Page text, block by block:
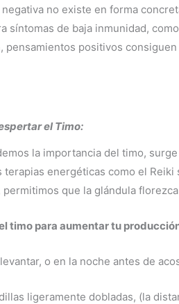
no existe en forma
síntomas de baja inmunidad,
pensamientos positivos
el Timo:
la importancia del timo,
terapias energéticas como el
permitimos que la glándula
timo para aumentar tu
o en la noche antes de
ligeramente dobladas, (la